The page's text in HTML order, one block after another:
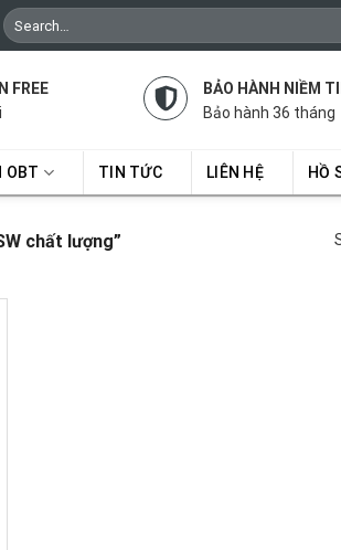
Search
for:
FREE
BẢO HÀNH NIỀM
Bảo hành 36 tháng
OBT TIN TỨC LIÊN HỆ HỒ
chất lượng”